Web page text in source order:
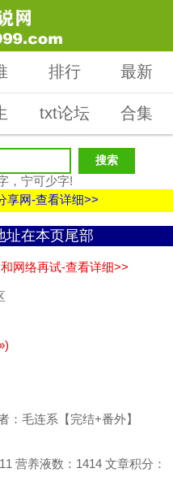
排行 最新
txt论坛 合集
，宁可少字!
享网-查看详细>>
址在本页尾部
网络再试-查看详细>>
：毛连系【完结+番外】
营养液数：1414 文章积分：